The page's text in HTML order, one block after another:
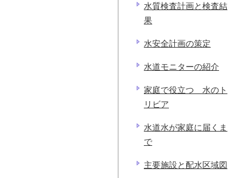
水質検査計画と検査結
果
水安全計画の策定
水道モニターの紹介
家庭で役立つ 水のト
リビア
水道水が家庭に届くま
で
主要施設と配水区域図